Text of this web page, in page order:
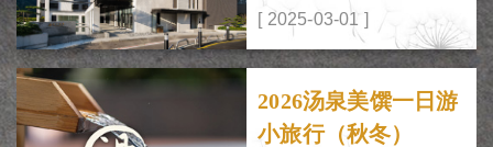
[ 2025-03-01 ]
2026汤泉美馔一日游
小旅行（秋冬）